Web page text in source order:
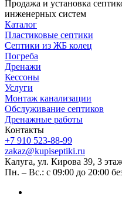
Продажа и установка
инженерных систем
Каталог
Пластиковые септики
Септики из ЖБ колец
Погреба
Дренажи
Кессоны
Услуги
Монтаж канализации
Обслуживание септиков
Дренажные работы
Контакты
+7 910 523-88-99
zakaz@kupiseptiki.ru
Калуга, ул. Кирова 39, 3
Пн. – Вс.: с 09:00 до 20:00